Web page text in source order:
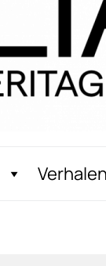
Verhalen